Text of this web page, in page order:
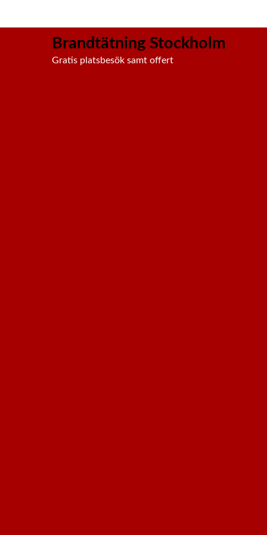
Brandtätning Stockholm
Gratis platsbesök samt offert